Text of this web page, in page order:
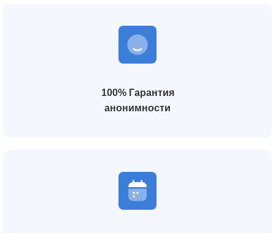
100% Гарантия
анонимности